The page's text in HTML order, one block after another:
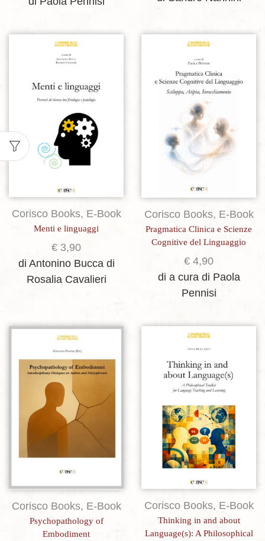
Aggiungi alla lista dei desideri
Corisco Books, E-Book
Menti e linguaggi
€ 3,90
di Antonino Bucca di
Rosalia Cavalieri
Aggiungi alla lista dei desideri
Corisco Books, E-Book
Pragmatica Clinica e Scienze
Cognitive del Linguaggio
€ 4,90
di a cura di Paola
Pennisi
Aggiungi alla lista dei desideri
Corisco Books, E-Book
Psychopathology of
Embodiment
Aggiungi alla lista dei desideri
Corisco Books, E-Book
Thinking in and about
Language(s): A Philosophical